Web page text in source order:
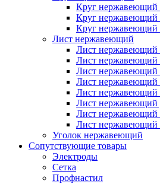
Круг нержавеющий
Круг нержавеющий
Круг нержавеющий
Лист нержавеющий
Лист нержавеющий
Лист нержавеющий
Лист нержавеющий
Лист нержавеющий
Лист нержавеющий
Лист нержавеющий
Лист нержавеющий
Лист нержавеющий
Уголок нержавеющий
Cопутствующие товары
Электроды
Сетка
Профнастил